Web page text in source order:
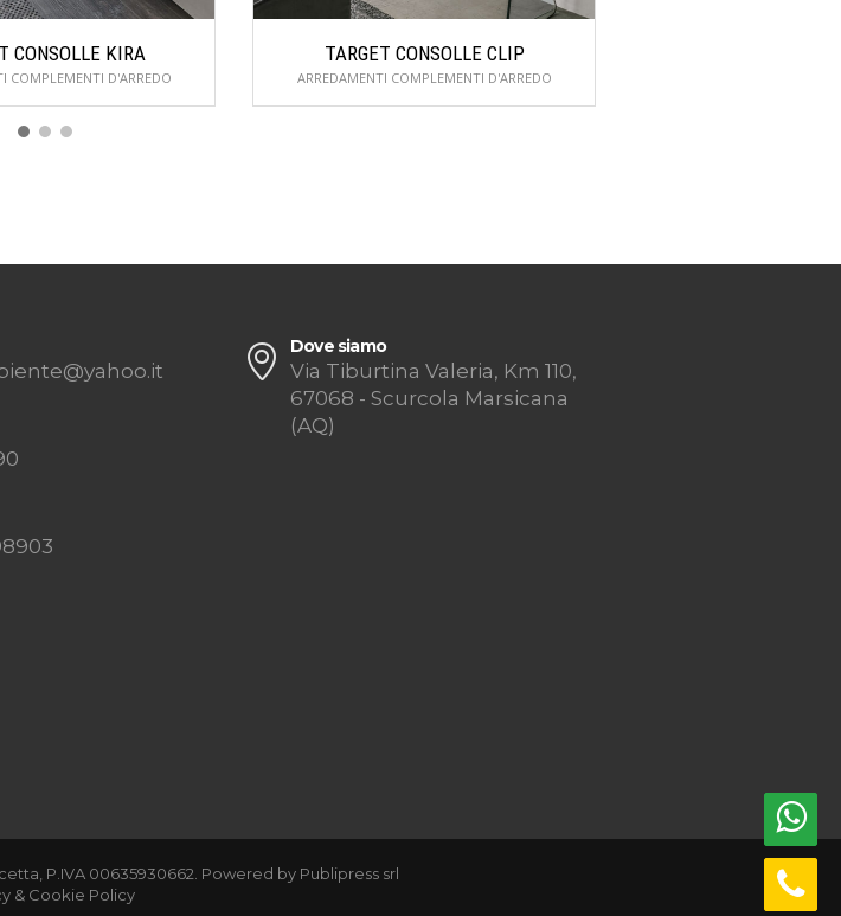
CONSOLLE KIRA
COMPLEMENTI D'ARREDO
TARGET CONSOLLE CLIP
ARREDAMENTI COMPLEMENTI D'ARREDO
Dove siamo
Via Tiburtina Valeria, Km 110,
67068 - Scurcola Marsicana
(AQ)
P.IVA 00635930662. Powered by Publipress srl
& Cookie Policy